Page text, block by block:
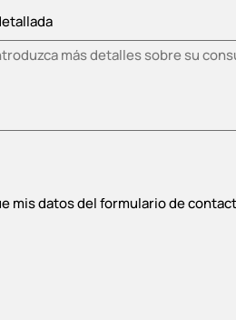
mis datos del formulario de